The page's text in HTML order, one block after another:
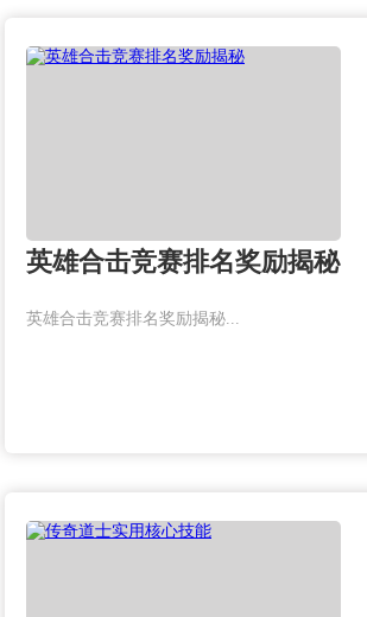
英雄合击竞赛排名奖励揭秘
英雄合击竞赛排名奖励揭秘...